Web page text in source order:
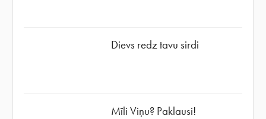
Dievs redz tavu sirdi
Mīli Viņu? Paklausi!